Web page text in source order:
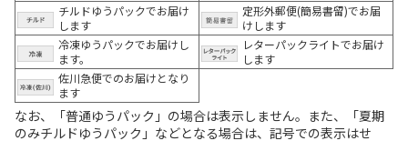
チルドゆうパックでお届け
します
定形外郵便(簡易書留)でお届
けします
冷凍ゆうパックでお届けし
ます。
レターパックライトでお届け
します
佐川急便でのお届けとなり
ます
なお、「普通ゆうパック」の場合は表示しません。また、「夏期
のみチルドゆうパック」などとなる場合は、記号での表示はせ